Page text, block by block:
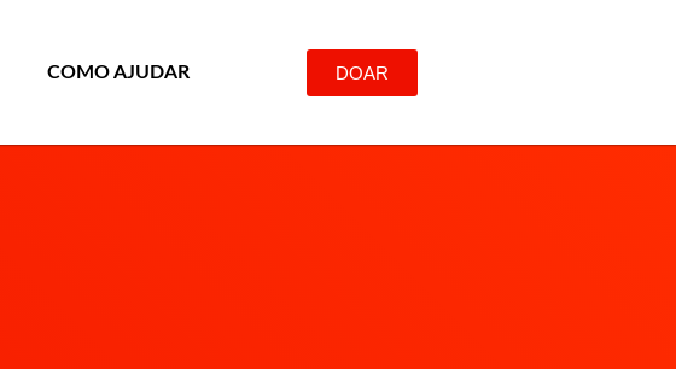
COMO AJUDAR DOAR